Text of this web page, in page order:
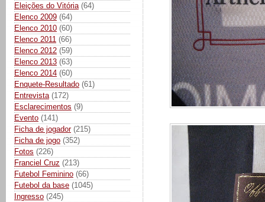
Eleições do Vitória (64)
Elenco 2009 (64)
Elenco 2010 (60)
Elenco 2011 (66)
Elenco 2012 (59)
Elenco 2013 (63)
Elenco 2014 (60)
Enquete-Resultado (61)
Entrevista (172)
Esclarecimentos (9)
Evento (141)
Ficha de jogador (215)
Ficha de jogo (352)
Fotos (226)
Franciel Cruz (213)
Futebol Feminino (66)
Futebol da base (1045)
Ingresso (245)